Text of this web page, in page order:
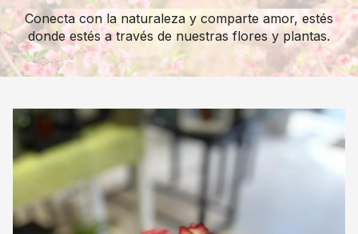
Conecta con la naturaleza y comparte amor, estés
donde estés a través de nuestras flores y plantas.